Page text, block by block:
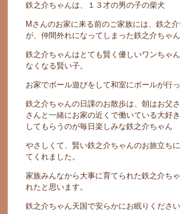
鉄之介ちゃんは、１３才の男の子の柴犬
Мさんのお家に来る前のご家族には、鉄之
が、仲間外れになってしまった鉄之介ちゃ
鉄之介ちゃんはとても賢く優しいワンちゃ
なくなる賢い子。
お家でボール遊びをして和室にボールが行
鉄之介ちゃんの日課のお散歩は、朝はお父
さんと一緒にお家の近くで働いている大好
してもらうのが毎日楽しみな鉄之介ちゃん
やさしくて、賢い鉄之介ちゃんのお旅立ち
てくれました。
家族みんなから大事に育てられた鉄之介ち
れたと思います。
鉄之介ちゃん天国で安らかにお眠りください